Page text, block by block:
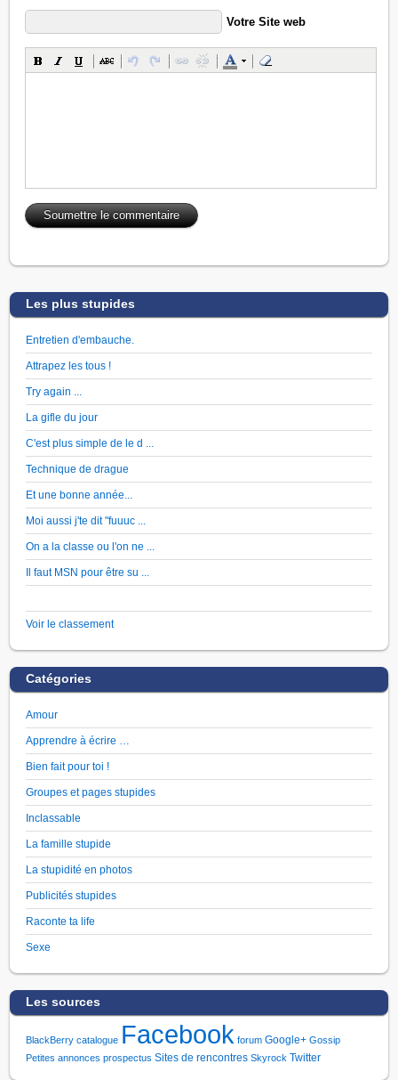
Votre Site web
Les plus stupides
Entretien d'embauche.
Attrapez les tous !
Try again ...
La gifle du jour
C'est plus simple de le d ...
Technique de drague
Et une bonne année...
Moi aussi j'te dit "fuuuc ...
On a la classe ou l'on ne ...
Il faut MSN pour être su ...
Voir le classement
Catégories
Amour
Apprendre à écrire …
Bien fait pour toi !
Groupes et pages stupides
Inclassable
La famille stupide
La stupidité en photos
Publicités stupides
Raconte ta life
Sexe
Les sources
BlackBerry catalogue Facebook forum Google+ Gossip
Petites annonces prospectus Sites de rencontres Skyrock Twitter